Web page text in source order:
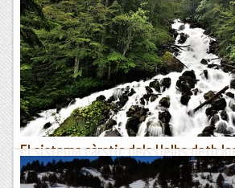
Diente Royo 3010m.Pavots 3121m.Las Espadas
Llardaneta 3311m.Tuqueta Roya 3273m.Posets
Llardana 3094m.Introducció:26-06-2015.- Avui fem
l'aproximació...
Tot muntanya
El sistema càrstic dels Uelhs deth
d'Aran): origen de la Garona.